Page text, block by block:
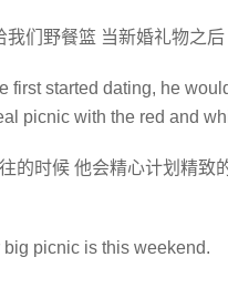
我们野餐篮 当新婚礼物之
first started dating, he
picnic with the red and
的时候 他会精心计划精致
big picnic is this weekend.